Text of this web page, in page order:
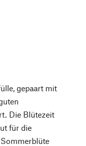
gepaart mit
Die Blütezeit
für die